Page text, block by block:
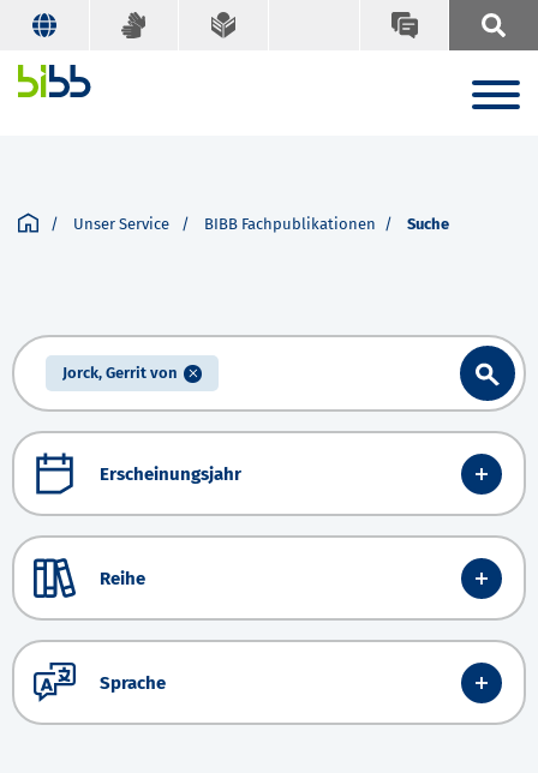
Unser Service BIBB Fachpublikationen Suche
Jorck, Gerrit von
Erscheinungsjahr
Reihe
Sprache